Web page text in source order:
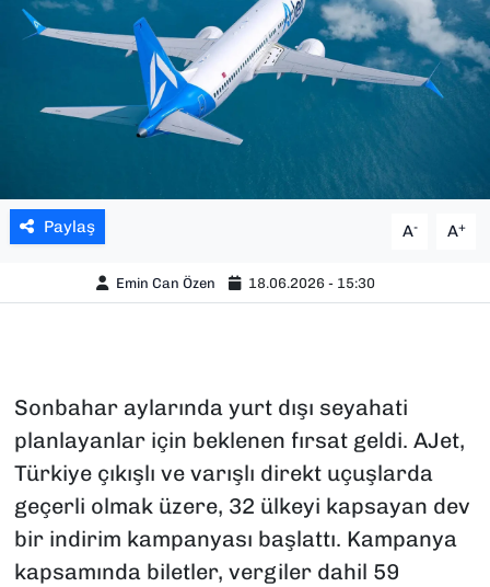
Paylaş A- A+
Emin Can Özen 18.06.2026 - 15:30
Sonbahar aylarında yurt dışı seyahati
planlayanlar için beklenen fırsat geldi. AJet,
Türkiye çıkışlı ve varışlı direkt uçuşlarda
geçerli olmak üzere, 32 ülkeyi kapsayan dev
bir indirim kampanyası başlattı. Kampanya
kapsamında biletler, vergiler dahil 59
TEKNOLOJİ
YEREL YÖNETİMLER